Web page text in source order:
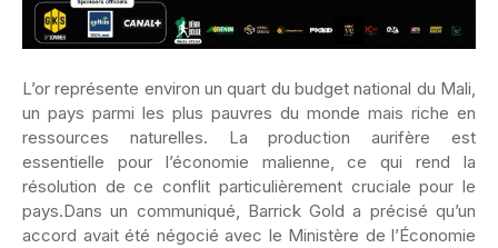
L’or représente environ un quart du budget national du Mali,
un pays parmi les plus pauvres du monde mais riche en
ressources naturelles. La production aurifère est
essentielle pour l’économie malienne, ce qui rend la
résolution de ce conflit particulièrement cruciale pour le
pays.Dans un communiqué, Barrick Gold a précisé qu’un
accord avait été négocié avec le Ministère de l’Économie